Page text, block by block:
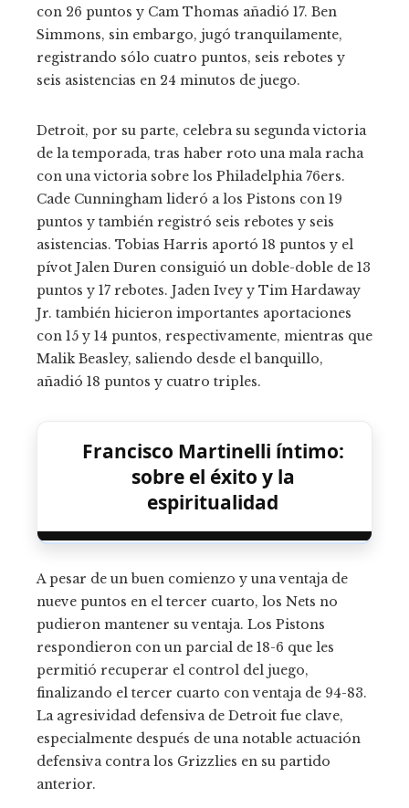
con 26 puntos y Cam Thomas añadió 17. Ben
Simmons, sin embargo, jugó tranquilamente,
registrando sólo cuatro puntos, seis rebotes y
seis asistencias en 24 minutos de juego.
Detroit, por su parte, celebra su segunda victoria
de la temporada, tras haber roto una mala racha
con una victoria sobre los Philadelphia 76ers.
Cade Cunningham lideró a los Pistons con 19
puntos y también registró seis rebotes y seis
asistencias. Tobias Harris aportó 18 puntos y el
pívot Jalen Duren consiguió un doble-doble de 13
puntos y 17 rebotes. Jaden Ivey y Tim Hardaway
Jr. también hicieron importantes aportaciones
con 15 y 14 puntos, respectivamente, mientras que
Malik Beasley, saliendo desde el banquillo,
añadió 18 puntos y cuatro triples.
Francisco Martinelli íntimo:
sobre el éxito y la
espiritualidad
A pesar de un buen comienzo y una ventaja de
nueve puntos en el tercer cuarto, los Nets no
pudieron mantener su ventaja. Los Pistons
respondieron con un parcial de 18-6 que les
permitió recuperar el control del juego,
finalizando el tercer cuarto con ventaja de 94-83.
La agresividad defensiva de Detroit fue clave,
especialmente después de una notable actuación
defensiva contra los Grizzlies en su partido
anterior.